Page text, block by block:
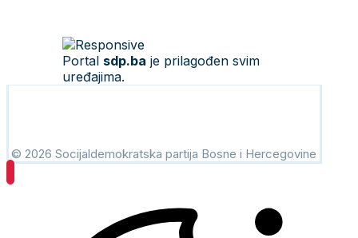
Portal sdp.ba je prilagođen svim
uređajima.
© 2026 Socijaldemokratska partija Bosne i Hercegovine